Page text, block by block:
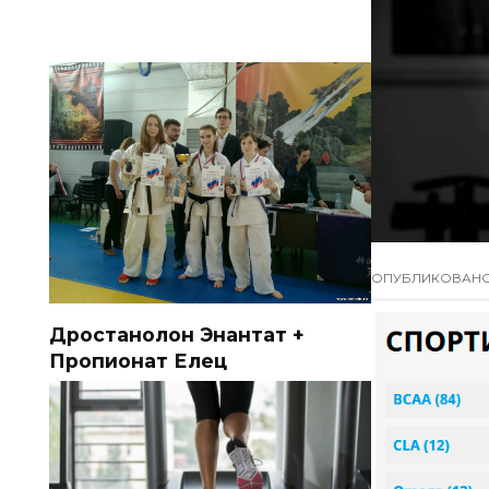
Дростанолон Энантат +
Пропионат Елец